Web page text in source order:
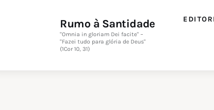
Rumo à Santidade
"Omnia in gloriam Dei facite" –
"Fazei tudo para glória de Deus"
(1Cor 10, 31)